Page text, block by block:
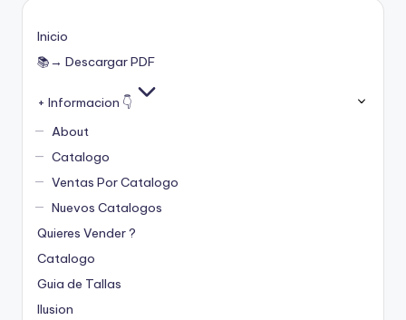
Inicio
📚→ Descargar PDF
+ Informacion 👇
About
Catalogo
Ventas Por Catalogo
Nuevos Catalogos
Quieres Vender ?
Catalogo
Guia de Tallas
Ilusion